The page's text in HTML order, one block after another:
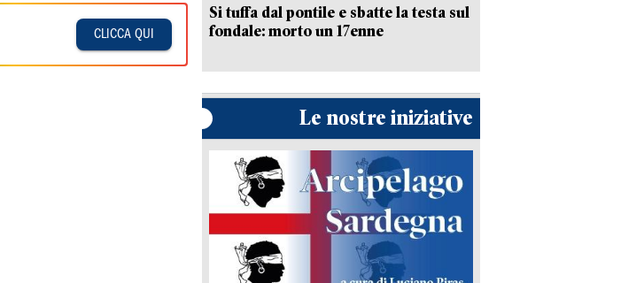
CLICCA QUI
Si tuffa dal pontile e sbatte la testa sul
fondale: morto un 17enne
Le nostre iniziative